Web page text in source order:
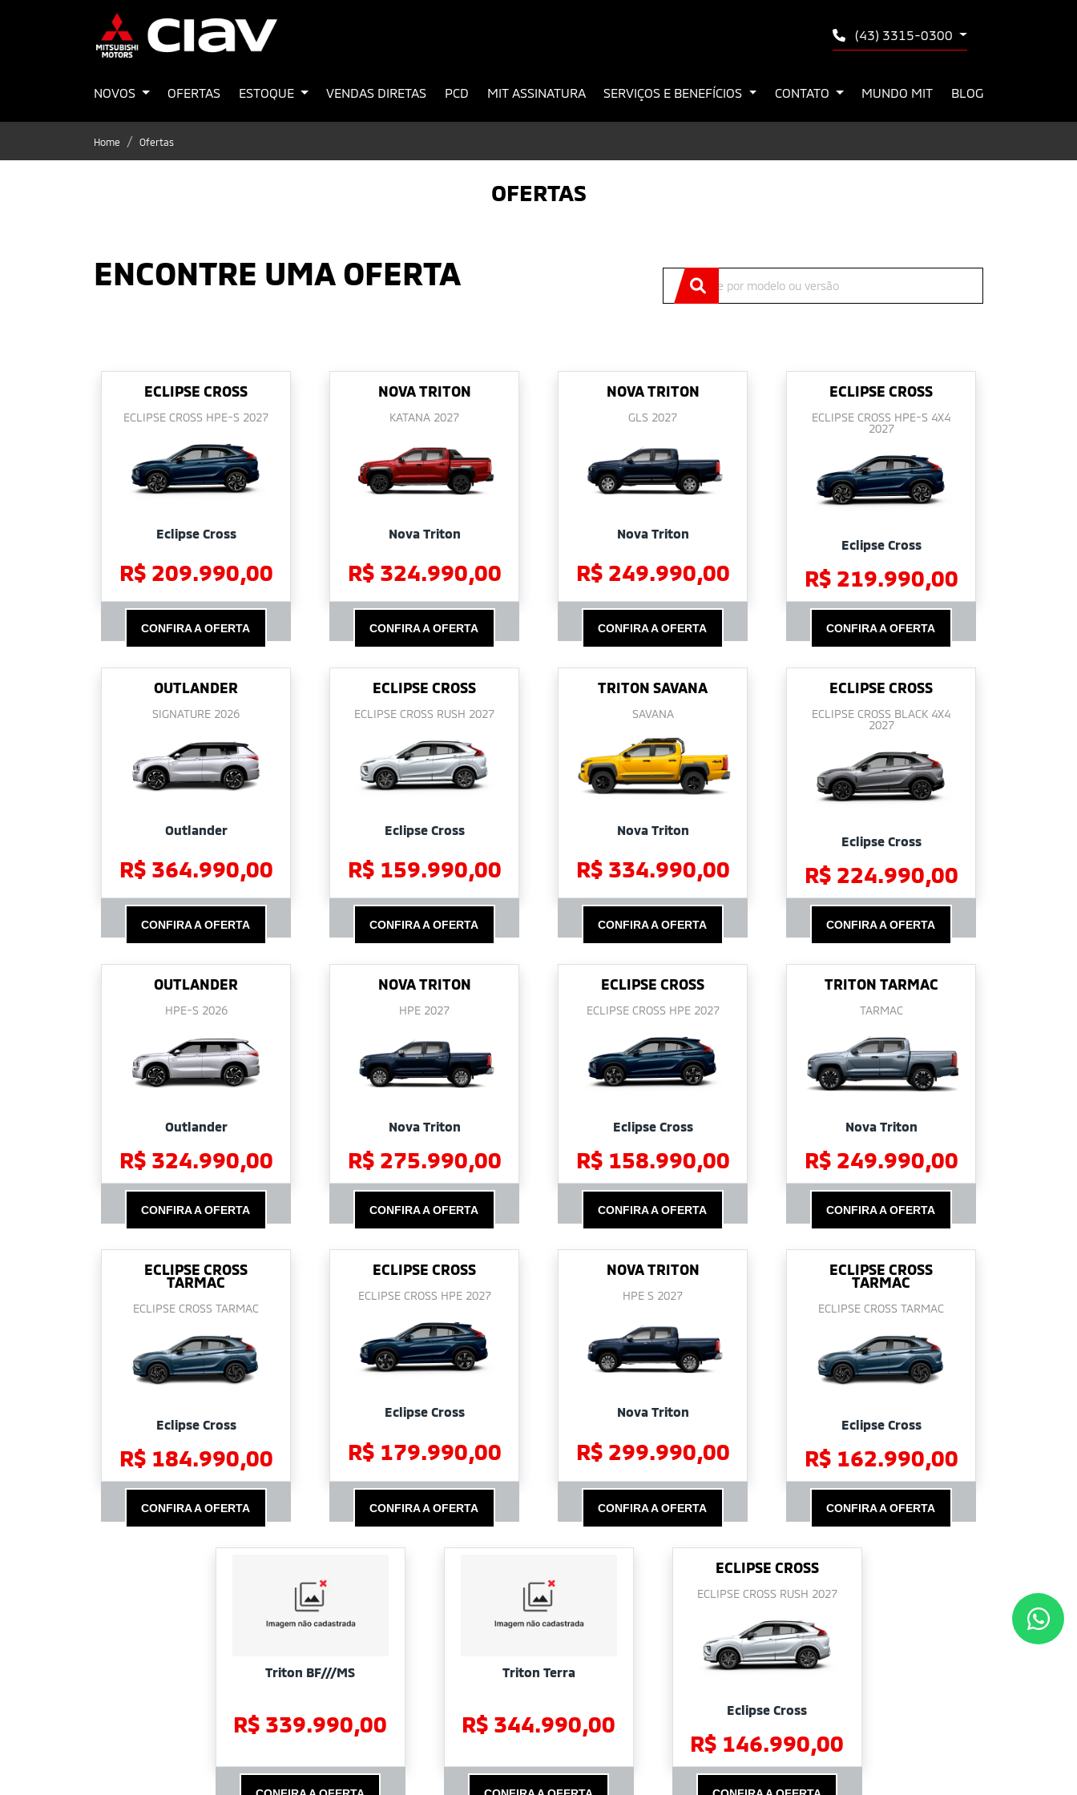
(43) 3315-0300
NOVOS OFERTAS ESTOQUE VENDAS DIRETAS PCD MIT ASSINATURA SERVIÇOS E BENEFÍCIOS CONTATO MUNDO MIT BLOG
Home Ofertas
OFERTAS
ENCONTRE UMA OFERTA
ECLIPSE CROSS
ECLIPSE CROSS HPE-S 2027
Eclipse Cross
R$ 209.990,00
CONFIRA A OFERTA
NOVA TRITON
KATANA 2027
Nova Triton
R$ 324.990,00
CONFIRA A OFERTA
NOVA TRITON
GLS 2027
Nova Triton
R$ 249.990,00
CONFIRA A OFERTA
ECLIPSE CROSS
ECLIPSE CROSS HPE-S 4X4
2027
Eclipse Cross
R$ 219.990,00
CONFIRA A OFERTA
OUTLANDER
SIGNATURE 2026
Outlander
R$ 364.990,00
CONFIRA A OFERTA
ECLIPSE CROSS
ECLIPSE CROSS RUSH 2027
Eclipse Cross
R$ 159.990,00
CONFIRA A OFERTA
TRITON SAVANA
SAVANA
Nova Triton
R$ 334.990,00
CONFIRA A OFERTA
ECLIPSE CROSS
ECLIPSE CROSS BLACK 4X4
2027
Eclipse Cross
R$ 224.990,00
CONFIRA A OFERTA
OUTLANDER
HPE-S 2026
Outlander
R$ 324.990,00
CONFIRA A OFERTA
NOVA TRITON
HPE 2027
Nova Triton
R$ 275.990,00
CONFIRA A OFERTA
ECLIPSE CROSS
ECLIPSE CROSS HPE 2027
Eclipse Cross
R$ 158.990,00
CONFIRA A OFERTA
TRITON TARMAC
TARMAC
Nova Triton
R$ 249.990,00
CONFIRA A OFERTA
ECLIPSE CROSS
TARMAC
ECLIPSE CROSS TARMAC
Eclipse Cross
R$ 184.990,00
CONFIRA A OFERTA
ECLIPSE CROSS
ECLIPSE CROSS HPE 2027
Eclipse Cross
R$ 179.990,00
CONFIRA A OFERTA
NOVA TRITON
HPE S 2027
Nova Triton
R$ 299.990,00
CONFIRA A OFERTA
ECLIPSE CROSS
TARMAC
ECLIPSE CROSS TARMAC
Eclipse Cross
R$ 162.990,00
CONFIRA A OFERTA
Triton BF///MS
R$ 339.990,00
Triton Terra
R$ 344.990,00
ECLIPSE CROSS
ECLIPSE CROSS RUSH 2027
Eclipse Cross
R$ 146.990,00